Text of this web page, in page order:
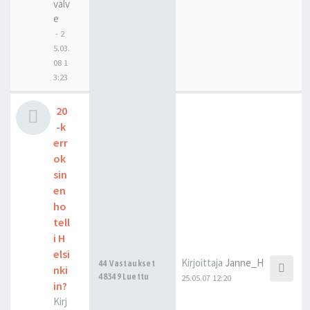
valv
e
- 2
5.03.
08 1
3:23
20
-k
err
ok
sin
en
ho
tell
i H
elsi
nki
in?
Kirj
44 Vastaukset
48349 Luettu
Kirjoittaja Janne_H
25.05.07 12:20